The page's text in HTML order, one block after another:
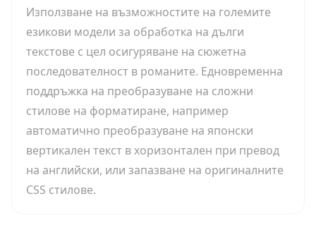
Използване на възможностите на големите
езикови модели за обработка на дълги
текстове с цел осигуряване на сюжетна
последователност в романите. Едновременна
поддръжка на преобразуване на сложни
стилове на форматиране, например
автоматично преобразуване на японски
вертикален текст в хоризонтален при превод
на английски, или запазване на оригиналните
CSS стилове.